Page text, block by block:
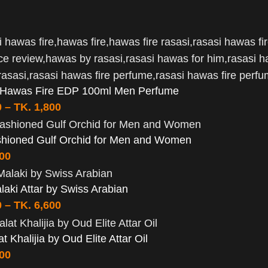
Fire EDP 100ml Men Perfume
– TK. 1,800
Gulf Orchid for Men and Women
Attar by Swiss Arabian
– TK.6,600
Khalijia by Oud Elite Attar Oil